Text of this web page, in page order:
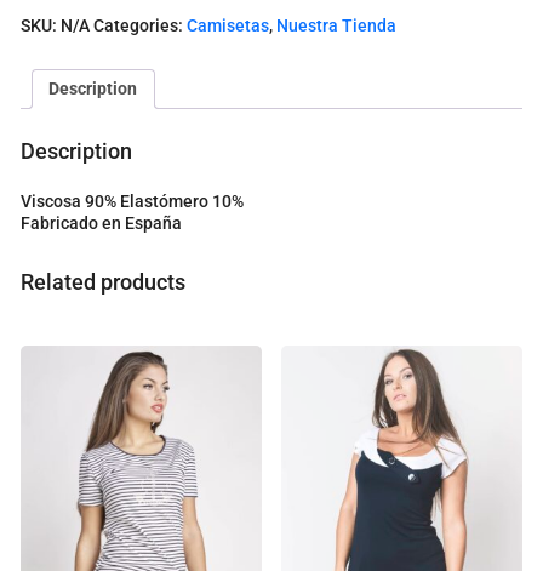
e
o
t
o
a
SKU: N/ACategories: Camisetas, Nuestra Tienda
Description
Description
Viscosa 90% Elastómero 10%
Fabricado en España
Related products